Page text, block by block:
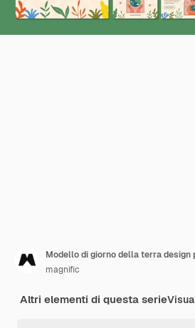
Modello di giorno della terra design
magnific
Altri elementi di questa serie